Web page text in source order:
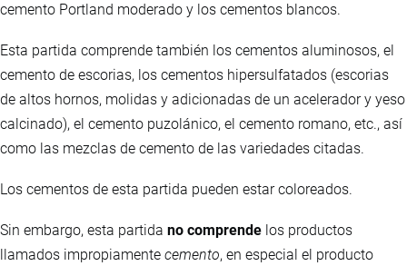
cemento Portland moderado y los cementos blancos.
Esta partida comprende también los cementos aluminosos, el
cemento de escorias, los cementos hipersulfatados (escorias
de altos hornos, molidas y adicionadas de un acelerador y yeso
calcinado), el cemento puzolánico, el cemento romano, etc., así
como las mezclas de cemento de las variedades citadas.
Los cementos de esta partida pueden estar coloreados.
Sin embargo, esta partida no comprende los productos
llamados impropiamente cemento, en especial el producto